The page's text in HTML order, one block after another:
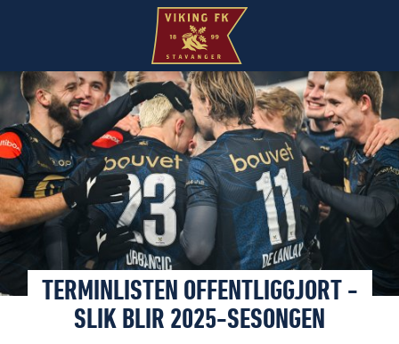
TERMINLISTEN OFFENTLIGGJORT -
SLIK BLIR 2025-SESONGEN